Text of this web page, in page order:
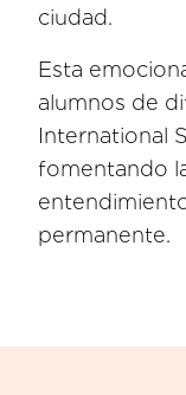
Esta
alumnos de
International
fomentando
permanente.